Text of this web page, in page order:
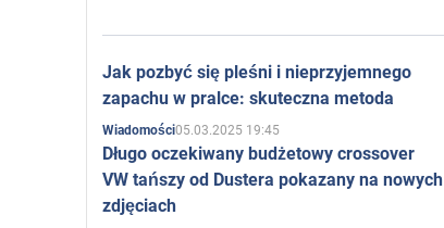
Jak pozbyć się pleśni i nieprzyjemnego
zapachu w pralce: skuteczna metoda
Wiadomości05.03.2025 19:45
Długo oczekiwany budżetowy crossover
VW tańszy od Dustera pokazany na nowych
zdjęciach